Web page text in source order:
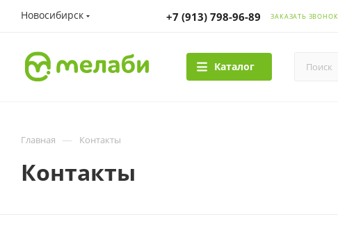
Новосибирск +7 (913) 798-96-89 ЗАКАЗАТЬ ЗВОНОК
Каталог
Главная — Контакты
Контакты